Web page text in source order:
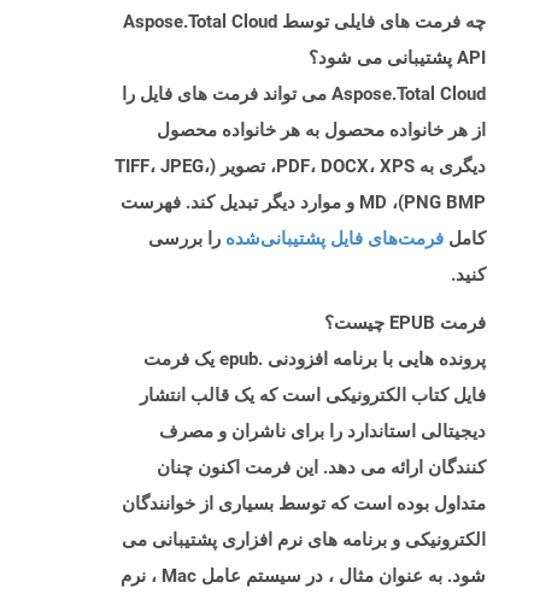
چه فرمت های فایلی توسط Aspose.Total Cloud
API پشتیبانی می شود؟
Aspose.Total Cloud می تواند فرمت های فایل را
از هر خانواده محصول به هر خانواده محصول
دیگری به PDF، DOCX، XPS، تصویر (TIFF، JPEG،
PNG BMP)، MD و موارد دیگر تبدیل کند. فهرست
کامل فرمت‌های فایل پشتیبانی‌شده را بررسی
کنید.
فرمت EPUB چیست؟
پرونده هایی با برنامه افزودنی .epub یک فرمت
فایل کتاب الکترونیکی است که یک قالب انتشار
دیجیتالی استاندارد را برای ناشران و مصرف
کنندگان ارائه می دهد. این فرمت اکنون چنان
متداول بوده است که توسط بسیاری از خوانندگان
الکترونیکی و برنامه های نرم افزاری پشتیبانی می
شود. به عنوان مثال ، در سیستم عامل Mac ، نرم